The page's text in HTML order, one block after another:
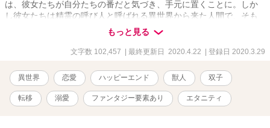
は、彼女たちが自分たちの番だと気づき、手元に置くことに。しか
し彼女たちは精霊の呼び人と呼ばれる異世界から来た人間で、そも
そも言葉も通じない？！ ＊途中、残酷な描写がありますが、基本的
にはいちゃらぶです。 ＊R18の回には＊マークが付きます。
もっと見る
文字数 102,457 | 最終更新日 2020.4.22 | 登録日 2020.3.29
異世界 恋愛 ハッピーエンド 獣人 双子
転移 溺愛 ファンタジー要素あり エタニティ